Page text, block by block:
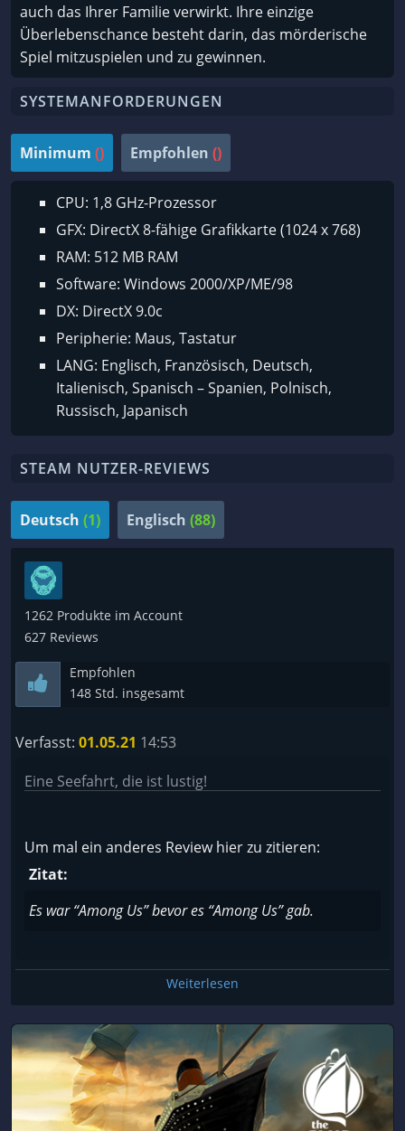
auch das Ihrer Familie verwirkt. Ihre einzige
Überlebenschance besteht darin, das mörderische
Spiel mitzuspielen und zu gewinnen.
SYSTEMANFORDERUNGEN
Minimum () Empfohlen ()
CPU: 1,8 GHz-Prozessor
GFX: DirectX 8-fähige Grafikkarte (1024 x 768)
RAM: 512 MB RAM
Software: Windows 2000/XP/ME/98
DX: DirectX 9.0c
Peripherie: Maus, Tastatur
LANG: Englisch, Französisch, Deutsch,
Italienisch, Spanisch – Spanien, Polnisch,
Russisch, Japanisch
STEAM NUTZER-REVIEWS
Deutsch (1) Englisch (88)
1262 Produkte im Account
627 Reviews
Empfohlen
148 Std. insgesamt
Verfasst: 01.05.21 14:53
Eine Seefahrt, die ist lustig!
Um mal ein anderes Review hier zu zitieren:
Zitat:
Es war “Among Us” bevor es “Among Us” gab.
“The Ship” erinnert an das gängige Prinzip von
“Trouble in Terrorist Town” aus
Garry`s Mod
Allerdings müssen hier nicht ein 1-2 Verräter den
Rest der Gruppe erledigen, sondern jeder Spieler
hat das Ziel, einen anderen Spieler gezielt
auszuschalten. Nein, wir reden hier nicht über
Weiterlesen